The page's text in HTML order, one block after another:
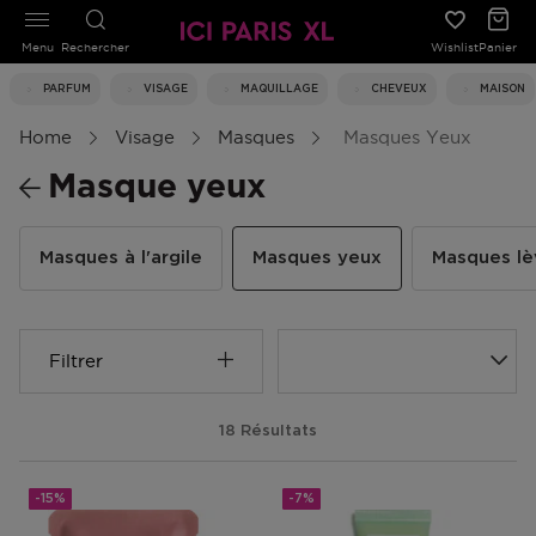
Rechercher WishlistPanier
PARFUM VISAGE MAQUILLAGE CHEVEUX MAISON
Menu
Home Visage Masques Masques Yeux
Masque yeux
Masques à l'argile Masques yeux Masques
Filtrer
18 Résultats
-15% -7%